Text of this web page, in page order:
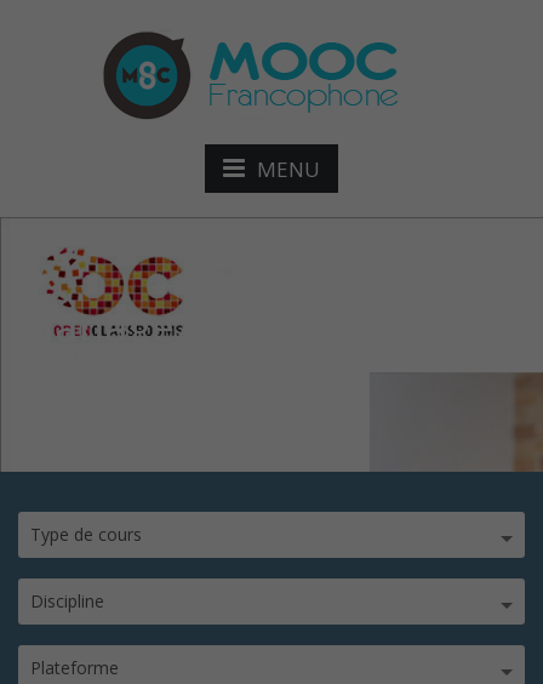
MENU
Managez une équipe au
Type de cours
Discipline
Plateforme